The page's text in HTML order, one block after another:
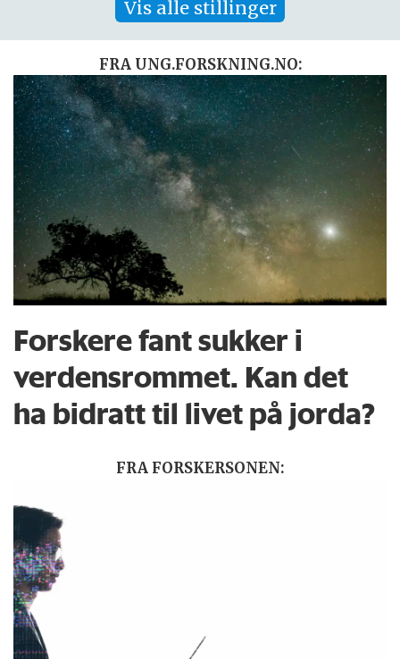
Vis alle stillinger
FRA UNG.FORSKNING.NO:
Forskere fant sukker i
verdensrommet. Kan det
ha bidratt til livet på jorda?
FRA FORSKERSONEN: